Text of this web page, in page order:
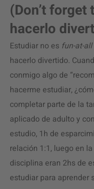
(Don’t
hacerlo
Estudiar no es fun-at-all
hacerlo divertido.
conmigo algo de
hacerme estudiar,
completar parte de la
aplicado de adulto y
estudio, 1h de
relación 1:1, luego en
disciplina eran 2hs de
estudiar para aprender